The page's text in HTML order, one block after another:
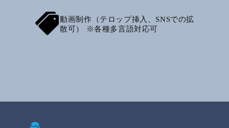
動画制作（テロップ挿入、SNSでの拡
散可） ※各種多言語対応可